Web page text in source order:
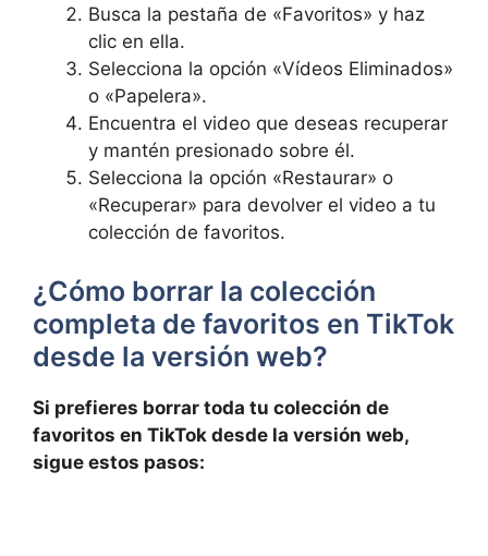
Busca la pestaña de «Favoritos» y ⁤haz
clic en ella.
Selecciona la opción «Vídeos Eliminados»
⁣o‍ «Papelera».
Encuentra el video que deseas‌ recuperar
y ⁤mantén presionado sobre él.
Selecciona ⁣la opción «Restaurar» o
«Recuperar» ​para devolver el video a tu
⁢colección de favoritos.
¿Cómo borrar ⁣la colección
completa‌ de favoritos en TikTok
desde la⁢ versión web?
Si prefieres borrar toda tu colección de
favoritos en TikTok desde la versión web,
sigue ⁢estos pasos: